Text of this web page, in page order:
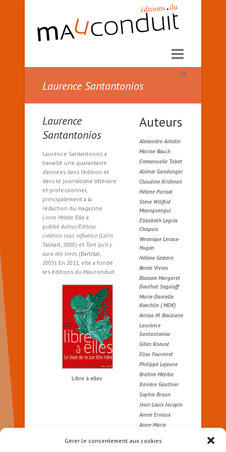
Gérer le consentement aux cookies
Laurence Santantonios
Laurence
Santantonios
Laurence Santantonios a
travaillé une quarantaine
d’années dans l’édition et
dans le journalisme littéraire
et professionnel,
principalement à la
rédaction du magazine
Livres Hebdo . Elle a
publié Auteur/Editeur,
création sous influence (Loris
Talmart, 2000) et Tant qu’il y
aura des livres (Bartillat,
2005). En 2011, elle a fondé
les éditions du Mauconduit.
Libre à elles
Auteurs
Alexandre Antolin
Marine Rouch
Emmanuelle Tabet
Aliénor Gandanger
Claudine Krishnan
Hélène Parisot
Stève Wilifrid
Mounguengui
Elizabeth Legros
Chapuis
Véronique Leroux-
Hugon
Hélène Gestern
Renée Vivien
Blossom Margaret
Douthat Segaloff
Marie-Danielle
Koechlin ( MDK)
Anissa M. Bouziane
Laurence
Santantonios
Gilles Kneusé
Elisa Fourniret
Philippe Lejeune
Brahim Metiba
Xavière Gauthier
Sophie Braun
Jean-Louis Jacopin
Annie Ernaux
Anne-Marie
Pauline Picquet